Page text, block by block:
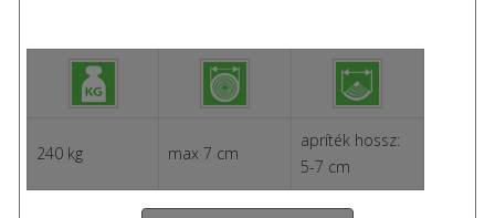
240 kg max 7 cm
apríték hossz:
5-7 cm